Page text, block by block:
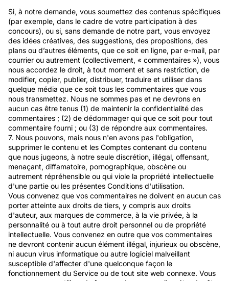
Si, à notre demande, vous soumettez des contenus spécifiques
(par exemple, dans le cadre de votre participation à des
concours), ou si, sans demande de notre part, vous envoyez
des idées créatives, des suggestions, des propositions, des
plans ou d’autres éléments, que ce soit en ligne, par e-mail, par
courrier ou autrement (collectivement, « commentaires »), vous
nous accordez le droit, à tout moment et sans restriction, de
modifier, copier, publier, distribuer, traduire et utiliser dans
quelque média que ce soit tous les commentaires que vous
nous transmettez. Nous ne sommes pas et ne devrons en
aucun cas être tenus (1) de maintenir la confidentialité des
commentaires ; (2) de dédommager qui que ce soit pour tout
commentaire fourni ; ou (3) de répondre aux commentaires.
7. Nous pouvons, mais nous n'en avons pas l'obligation,
supprimer le contenu et les Comptes contenant du contenu
que nous jugeons, à notre seule discrétion, illégal, offensant,
menaçant, diffamatoire, pornographique, obscène ou
autrement répréhensible ou qui viole la propriété intellectuelle
d'une partie ou les présentes Conditions d'utilisation.
Vous convenez que vos commentaires ne doivent en aucun cas
porter atteinte aux droits de tiers, y compris aux droits
d'auteur, aux marques de commerce, à la vie privée, à la
personnalité ou à tout autre droit personnel ou de propriété
intellectuelle. Vous convenez en outre que vos commentaires
ne devront contenir aucun élément illégal, injurieux ou obscène,
ni aucun virus informatique ou autre logiciel malveillant
susceptible d'affecter d'une quelconque façon le
fonctionnement du Service ou de tout site web connexe. Vous